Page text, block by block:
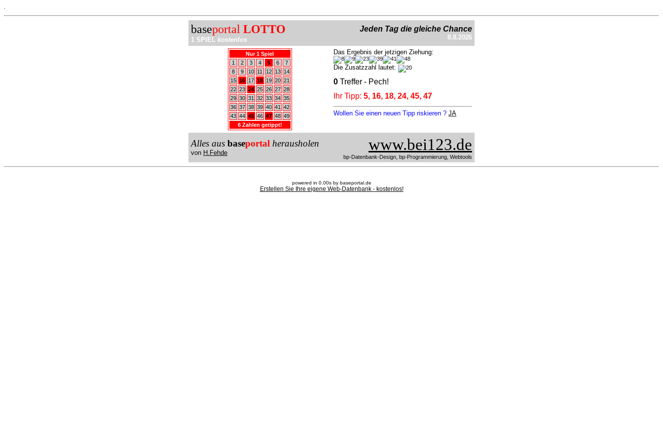
baseportal LOTTO
1 SPIEL kostenlos
Jeden Tag die gleiche Chance
8.8.2026
Nur 1 Spiel
1
2 3 4 5 6
7
8
9 10 11 12 13
14
15 16 17 18 19 20 21
22 23 24 25 26 27 28
29 30 31 32 33 34 35
36 37 38 39 40 41
42
43 44 45 46 47 48 49
6 Zahlen getippt!
Das Ergebnis der jetzigen Ziehung:
Die Zusatzzahl lautet:
0 Treffer - Pech!
Ihr Tipp: 5, 16, 18, 24, 45, 47
Wollen Sie einen neuen Tipp riskieren ? JA
Alles aus baseportal herausholen
von H.Fehde www.bei123.de
bp-Datenbank-Design, bp-Programmierung, Webtools
powered in 0.00s by baseportal.de
Erstellen Sie Ihre eigene Web-Datenbank - kostenlos!